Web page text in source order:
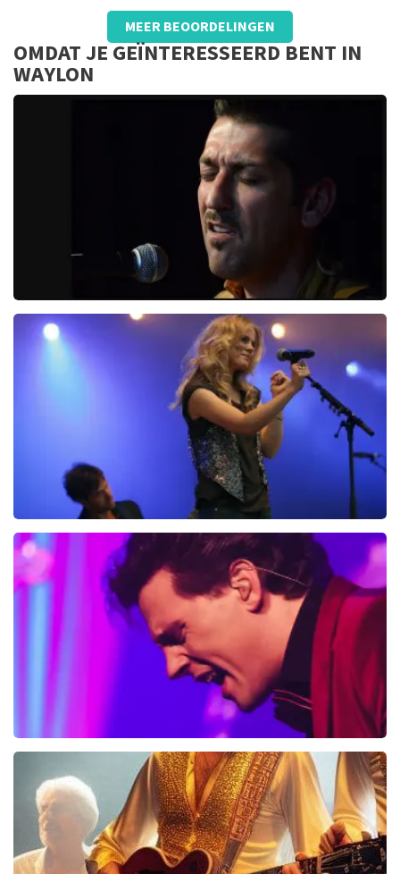
Beoordeling van Anoniem overTopTicketShop
Voor het eerst gebruik van gemaakt mar
het was prima
MEER BEOORDELINGEN
OMDAT JE GEÏNTERESSEERD BENT IN
WAYLON
Danny Vera
reviews
Ilse DeLange
274+reviews
BEKIJKEN
Bouke And The Elvis Matters Band
961+ reviews
BEKIJKEN